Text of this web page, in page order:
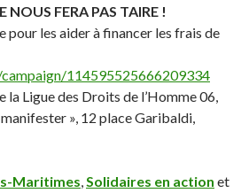
NOUS FERA PAS TAIRE !
pour les aider à financer les frais de
114595525666209334
la Ligue des Droits de l’Homme 06,
», 12 place Garibaldi,
Maritimes,Solidaires en action et